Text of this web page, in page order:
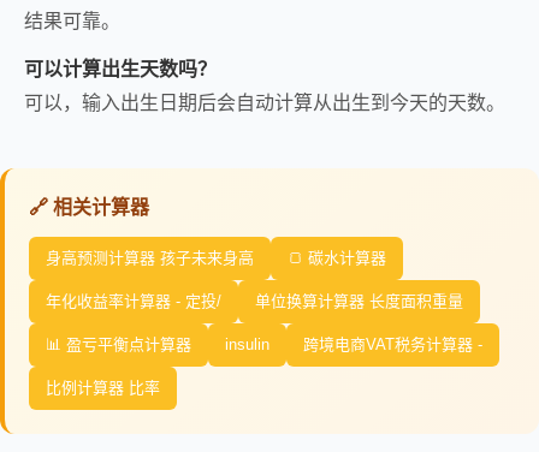
结果可靠。
可以计算出生天数吗？
可以，输入出生日期后会自动计算从出生到今天的天数。
🔗 相关计算器
身高预测计算器 孩子未来身高 🍞 碳水计算器
年化收益率计算器 - 定投/ 单位换算计算器 长度面积重量
📊 盈亏平衡点计算器 insulin 跨境电商VAT税务计算器 -
比例计算器 比率